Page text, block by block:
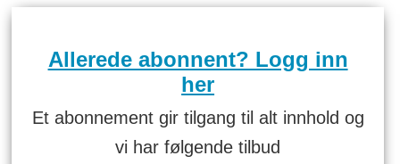
Allerede abonnent? Logg inn
her
Et abonnement gir tilgang til alt innhold og
vi har følgende tilbud